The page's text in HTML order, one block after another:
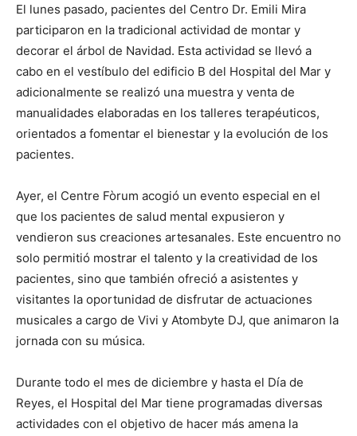
El lunes pasado, pacientes del Centro Dr. Emili Mira
participaron en la tradicional actividad de montar y
decorar el árbol de Navidad. Esta actividad se llevó a
cabo en el vestíbulo del edificio B del Hospital del Mar y
adicionalmente se realizó una muestra y venta de
manualidades elaboradas en los talleres terapéuticos,
orientados a fomentar el bienestar y la evolución de los
pacientes.
Ayer, el Centre Fòrum acogió un evento especial en el
que los pacientes de salud mental expusieron y
vendieron sus creaciones artesanales. Este encuentro no
solo permitió mostrar el talento y la creatividad de los
pacientes, sino que también ofreció a asistentes y
visitantes la oportunidad de disfrutar de actuaciones
musicales a cargo de Vivi y Atombyte DJ, que animaron la
jornada con su música.
Durante todo el mes de diciembre y hasta el Día de
Reyes, el Hospital del Mar tiene programadas diversas
actividades con el objetivo de hacer más amena la